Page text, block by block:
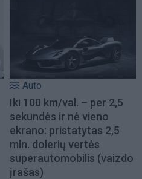
Auto
Iki 100 km/val. – per 2,5
sekundės ir nė vieno
ekrano: pristatytas 2,5
mln. dolerių vertės
superautomobilis (vaizdo
įrašas)